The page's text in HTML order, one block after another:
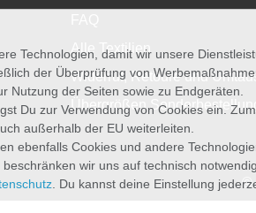
Alle Textilien
Widerruf, Retoure und
Übergrößen
©
Technologien, damit wir unsere
der Überprüfung von
Nutzung der Seiten sowie zu Endgeräten.
Du zur Verwendung von Cookies ein.
außerhalb der EU weiterleiten.
ebenfalls Cookies und andere
wir uns auf technisch
. Du kannst deine Einstellung